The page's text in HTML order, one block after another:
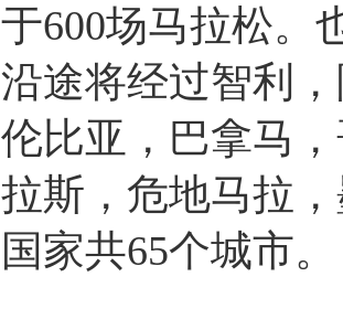
于600场马拉松。
沿途将经过智利
伦比亚，巴拿马
拉斯，危地马拉
国家共65个城市。